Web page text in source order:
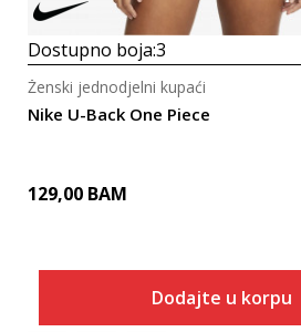
Dostupno boja:3
Nike U-Back One Piece
Ženski jednodjelni kupaći
129,00 BAM
Dodajte u korpu